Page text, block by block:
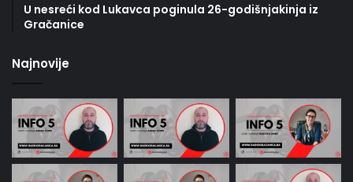
U nesreći kod Lukavca poginula 26-godišnjakinja iz
Gračanice
Najnovije